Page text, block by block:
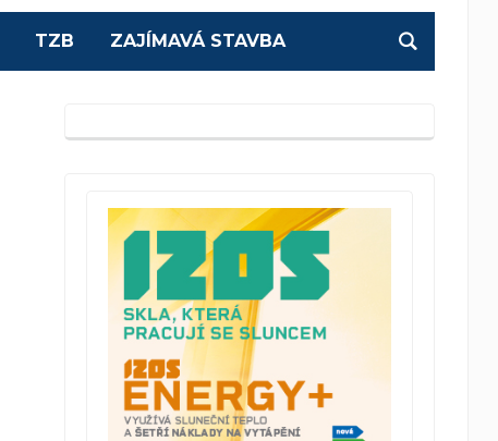
TZB ZAJÍMAVÁ STAVBA